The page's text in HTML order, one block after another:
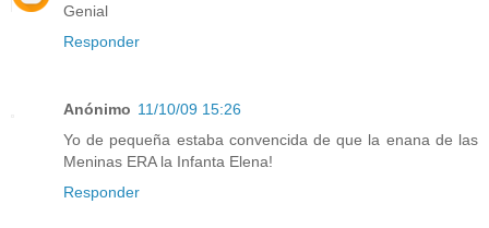
Genial
Responder
Anónimo 11/10/09 15:26
Yo de pequeña estaba convencida de que la enana de las
Meninas ERA la Infanta Elena!
Responder